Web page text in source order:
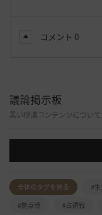
コメント 0
議論掲示板
黒い砂漠コンテンツについ
全体のタグを見る #
#拠点戦
#占領戦